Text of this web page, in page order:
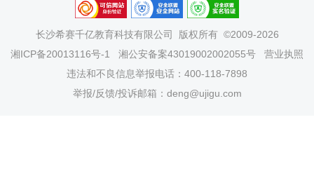
长沙希赛千亿教育科技有限公司
版权所有 ©2009-2026
湘ICP备20013116号-1
湘公安备案43019002002055号
营业执照
违法和不良信息举报电话：400-118-7898
举报/反馈/投诉邮箱：deng@ujigu.com